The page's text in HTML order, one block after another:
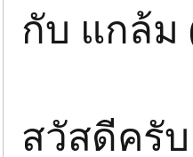
กับ แกล้ม
สวัสดีครั